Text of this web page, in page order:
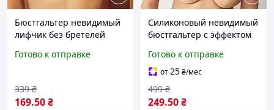
Бюстгальтер невидимый
лифчик без бретелей
на клейкой основе
Готово к отправке
169.50₴
339 ₴
Силиконовый невидимый
бюстгальтер с эффектом
бюстгальтер невидимка с
бретельками на клейкой
основе A
Готово к отправке
от25₴/мес
249.50₴
499 ₴